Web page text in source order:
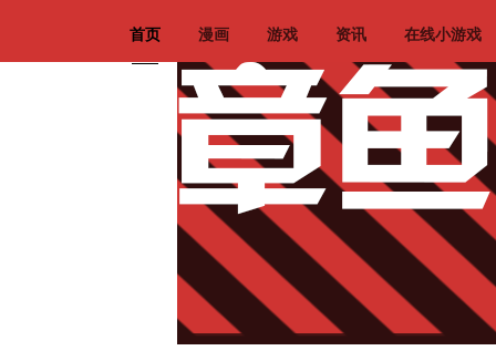
首页 漫画 游戏 资讯 在线小游戏